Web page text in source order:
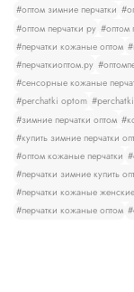
#оптом зимние перчатки
#оптом перчатки ру #оптом
#перчатки кожаные оптом
#перчаткиоптом.ру
#сенсорные кожаные
#perchatki optom
#зимние перчатки оптом
#купить зимние перчатки
#оптом кожаные перчатки
#перчатки зимние купить
#перчатки кожаные
#перчатки кожаные оптом